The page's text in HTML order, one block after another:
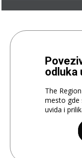
odluka
The
mesto gde
uvida i